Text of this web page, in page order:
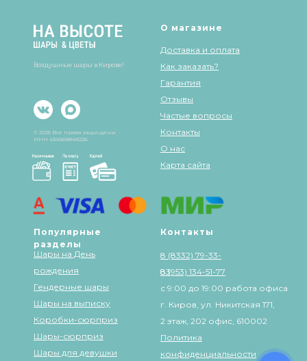
О магазине
Доставка и оплата
Популярные
разделы
Шары на День
рождения
Контакты
© 2025 Все права защищены
Как заказать?
Гарантия
Отзывы
Частые вопросы
Контакты
О нас
Гендерные шары
Шары на выписку
Коробки-сюрприз
Шары-сюрприз
Шары для девушки
8 (8332) 79-33-
83
8 (953) 134-51-77
с 9:00 до 19:00 работа офиса
г. Киров, ул. Никитская 171,
2 этаж, 202 офис, 610002
ИНН 434568848226
Политика
конфиденциальности
Карта сайта
Воздушные шары в Кирове!